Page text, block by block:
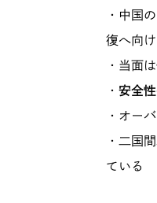
・中国
復へ向
・当面は
・ 安全
・オー
・二国
ている